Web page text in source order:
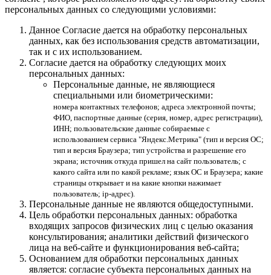
персональных данных со следующими условиями:
Данное Согласие дается на обработку персональных
данных, как без использования средств автоматизации,
так и с их использованием.
Согласие дается на обработку следующих моих
персональных данных:
Персональные данные, не являющиеся
специальными или биометрическими:
номера контактных телефонов; адреса электронной почты;
ФИО, паспортные данные (серия, номер, адрес регистрации),
ИНН; пользовательские данные собираемые с
использованием сервиса "Яндекс.Метрика" (тип и версия ОС;
тип и версия Браузера; тип устройства и разрешение его
экрана; источник откуда пришел на сайт пользователь; с
какого сайта или по какой рекламе; язык ОС и Браузера; какие
страницы открывает и на какие кнопки нажимает
пользователь; ip-адрес).
Персональные данные не являются общедоступными.
Цель обработки персональных данных: обработка
входящих запросов физических лиц с целью оказания
консультирования; аналитики действий физического
лица на веб-сайте и функционирования веб-сайта;
Основанием для обработки персональных данных
является: согласие субъекта персональных данных на